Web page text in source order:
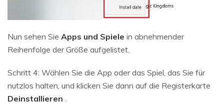
Nun sehen Sie Apps und Spiele in abnehmender
Reihenfolge der Größe aufgelistet.
Schritt 4: Wählen Sie die App oder das Spiel, das Sie für
nutzlos halten, und klicken Sie dann auf die Registerkarte
Deinstallieren